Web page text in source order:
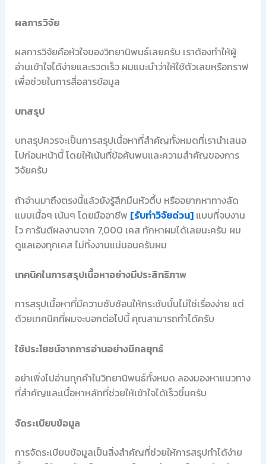
ผลการวิจัย
ผลการวิจัยคือหัวใจของวิทยานิพนธ์เลยครับ เราต้องทำให้ผู้
อ่านเข้าใจได้ง่ายและรวดเร็ว ผมแนะนำว่าให้ใช้ตัวเลขหรือกราฟ
เพื่อช่วยในการสื่อสารข้อมูล
บทสรุป
บทสรุปควรจะเป็นการสรุปเนื้อหาที่สำคัญทั้งหมดที่เรานำเสนอ
ไปก่อนหน้านี้ โดยให้เน้นที่ข้อค้นพบและความสำคัญของการ
วิจัยครับ
ถ้าอ่านมาถึงตรงนี้แล้วยังรู้สึกมึนหัวตึ้บ หรืออยากหาทางลัด
แบบเนื้อๆ เน้นๆ โดยมืออาชีพ [รับทำวิจัยด่วน]แบบที่จบงาน
ไว การันตีผลงานจาก 7,000 เคส ทักหาผมได้เลยนะครับ ผม
ดูแลเองทุกเคส ไม่ทิ้งงานแน่นอนครับผม
เทคนิคในการสรุปเนื้อหาอย่างมีประสิทธิภาพ
การสรุปเนื้อหาที่มีความซับซ้อนให้กระชับนั้นไม่ใช่เรื่องง่าย แต่
ด้วยเทคนิคที่ผมจะบอกต่อไปนี้ คุณสามารถทำได้ครับ
ใช้ประโยชน์จากการอ่านอย่างมีกลยุทธ์
อย่าเพิ่งไปอ่านทุกคำในวิทยานิพนธ์ทั้งหมด ลองมองหาแนวทาง
ที่สำคัญและเนื้อหาหลักที่ช่วยให้เข้าใจได้เร็วขึ้นครับ
จัดระเบียบข้อมูล
การจัดระเบียบข้อมูลเป็นสิ่งสำคัญที่ช่วยให้การสรุปทำได้ง่าย